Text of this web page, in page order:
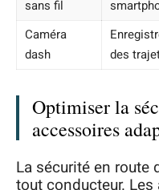
sans fil
Caméra
dash
des
Optimiser la
accessoires
La sécurité en route
tout conducteur.